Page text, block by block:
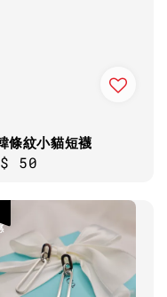
條紋小貓短襪
50